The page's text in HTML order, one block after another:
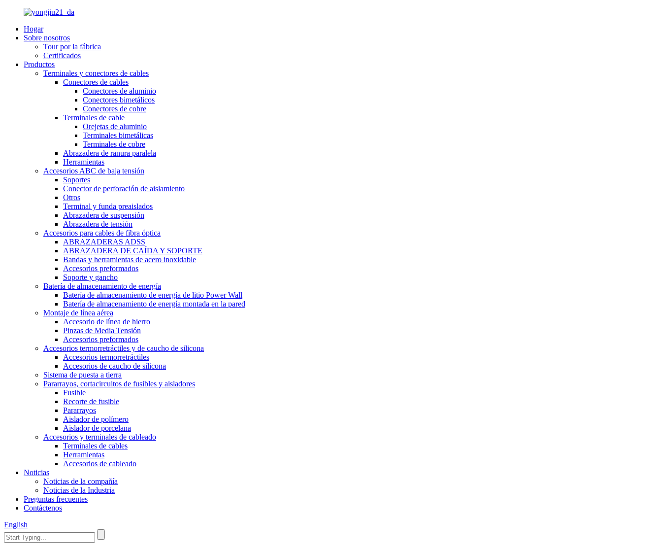
Hogar
Sobre nosotros
Tour por la fábrica
Certificados
Productos
Terminales y conectores de cables
Conectores de cables
Conectores de aluminio
Conectores bimetálicos
Conectores de cobre
Terminales de cable
Orejetas de aluminio
Terminales bimetálicas
Terminales de cobre
Abrazadera de ranura paralela
Herramientas
Accesorios ABC de baja tensión
Soportes
Conector de perforación de aislamiento
Otros
Terminal y funda preaislados
Abrazadera de suspensión
Abrazadera de tensión
Accesorios para cables de fibra óptica
ABRAZADERAS ADSS
ABRAZADERA DE CAÍDA Y SOPORTE
Bandas y herramientas de acero inoxidable
Accesorios preformados
Soporte y gancho
Batería de almacenamiento de energía
Batería de almacenamiento de energía de litio Power Wall
Batería de almacenamiento de energía montada en la pared
Montaje de línea aérea
Accesorio de línea de hierro
Pinzas de Media Tensión
Accesorios preformados
Accesorios termorretráctiles y de caucho de silicona
Accesorios termorretráctiles
Accesorios de caucho de silicona
Sistema de puesta a tierra
Pararrayos, cortacircuitos de fusibles y aisladores
Fusible
Recorte de fusible
Pararrayos
Aislador de polímero
Aislador de porcelana
Accesorios y terminales de cableado
Terminales de cables
Herramientas
Accesorios de cableado
Noticias
Noticias de la compañía
Noticias de la Industria
Preguntas frecuentes
Contáctenos
English